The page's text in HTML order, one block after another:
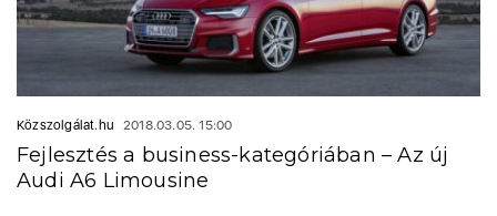
Közszolgálat.hu 2018.03.05. 15:00
Fejlesztés a business-kategóriában – Az új
Audi A6 Limousine